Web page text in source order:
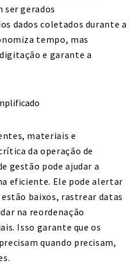
gerados
dados coletados durante a
tempo, mas
e garante a
materiais e
da operação de
gestão pode ajudar a
eficiente. Ele pode alertar
baixos, rastrear datas
na reordenação
Isso garante que os
quando precisam,